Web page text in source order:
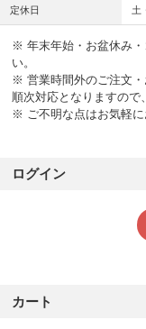
定休日 土
※ 年末年始・お盆休み・
い。
※ 営業時間外のご注文
順次対応となりますので
※ ご不明な点はお気軽に
ログイン
カート